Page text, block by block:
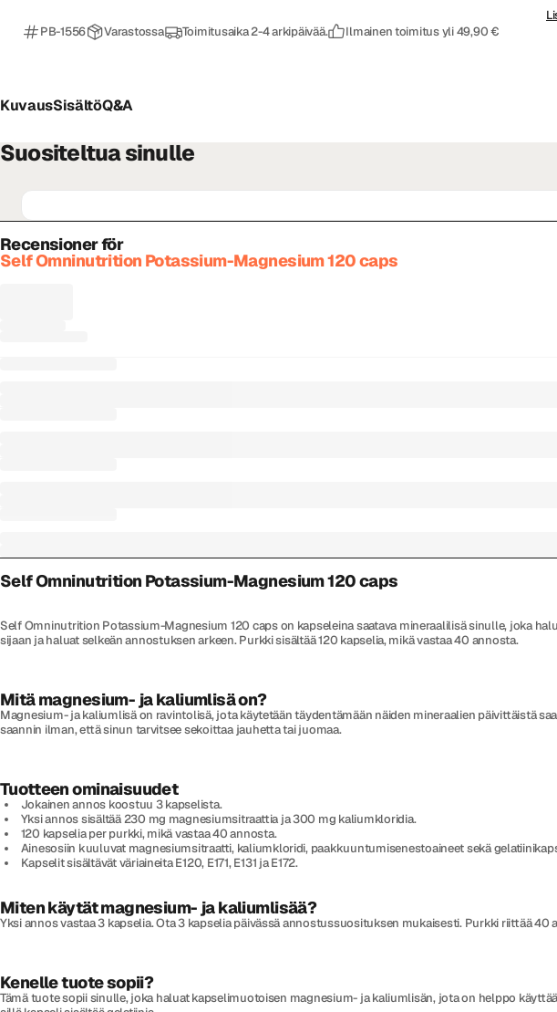
PB-1556
Varastossa Toimitusaika 2-4 arkipäivää. Ilmainen toimitus yli 49,90 €
KuvausSisältöQ&A
Suositeltua sinulle
Recensioner för
Self Omninutrition Potassium-Magnesium 120 caps
Self Omninutrition Potassium-Magnesium 120 caps
Self Omninutrition Potassium-Magnesium 120 caps on kapseleina saatava mineraalilisä sinulle, joka
sijaan ja haluat selkeän annostuksen arkeen. Purkki sisältää 120 kapselia, mikä vastaa 40 annosta.
Mitä magnesium- ja kaliumlisä on?
Magnesium- ja kaliumlisä on ravintolisä, jota käytetään täydentämään näiden mineraalien päivittäistä
saannin ilman, että sinun tarvitsee sekoittaa jauhetta tai juomaa.
Tuotteen ominaisuudet
Jokainen annos koostuu 3 kapselista.
Yksi annos sisältää 230 mg magnesiumsitraattia ja 300 mg kaliumkloridia.
120 kapselia per purkki, mikä vastaa 40 annosta.
Ainesosiin kuuluvat magnesiumsitraatti, kaliumkloridi, paakkuuntumisenestoaineet sekä
Kapselit sisältävät väriaineita E120, E171, E131 ja E172.
Miten käytät magnesium- ja kaliumlisää?
Yksi annos vastaa 3 kapselia. Ota 3 kapselia päivässä annostussuosituksen mukaisesti. Purkki riittää 40
Kenelle tuote sopii?
Tämä tuote sopii sinulle, joka haluat kapselimuotoisen magnesium- ja kaliumlisän, jota on helppo